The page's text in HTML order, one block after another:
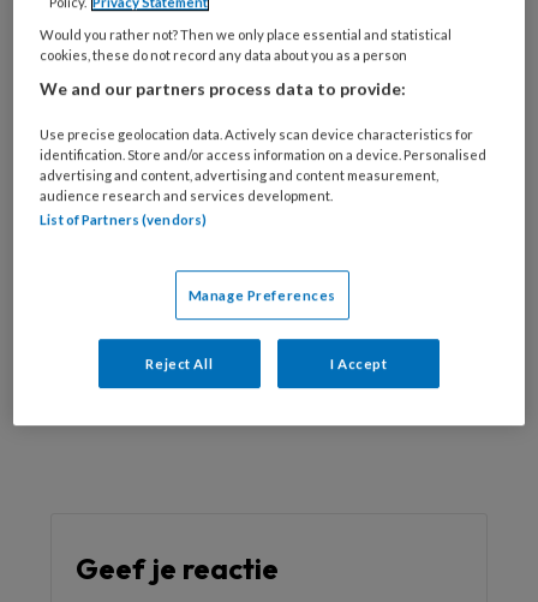
Bekijk de mogelijkheden
Al abonnee?Log dan in
Reageer op dit artikel
Dolf Algra
Geef je reactie
Would you rather not? Then we only place essential and statistical
cookies, these do not record any data about you as a person
We and our partners process data to provide:
Use precise geolocation data. Actively scan device characteristics for
identification. Store and/or access information on a device. Personalised
advertising and content, advertising and content measurement,
audience research and services development.
List of Partners (vendors)
Manage Preferences
Reject All I Accept